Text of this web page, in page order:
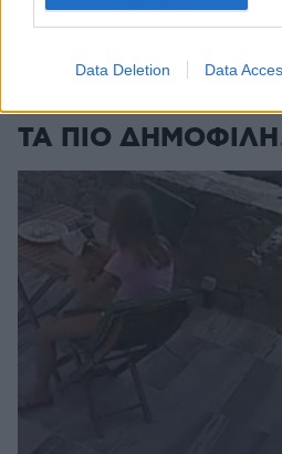
Data Deletion Data
ΤΑ ΠΙΟ ΔΗΜΟΦΙΛΗ